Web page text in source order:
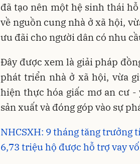
đã tạo nên một hệ sinh thái
về nguồn cung nhà ở xã hội,
ưu đãi cho người dân có nhu
Đây được xem là giải pháp
phát triển nhà ở xã hội, vừa
hiện thực hóa giấc mơ an cư -
sản xuất và đóng góp vào sự
NHCSXH: 9 tháng tăng trưởng
6,73 triệu hộ được hỗ trợ vay